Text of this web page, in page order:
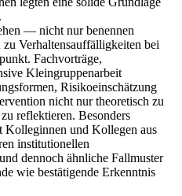
— nicht nur benennen
Verhaltensauffälligkeiten bei
Fachvorträge,
Kleingruppenarbeit
Risikoeinschätzung
nicht nur theoretisch zu
reflektieren. Besonders
Kolleginnen und Kollegen aus
institutionellen
dennoch ähnliche Fallmuster
wie bestätigende Erkenntnis